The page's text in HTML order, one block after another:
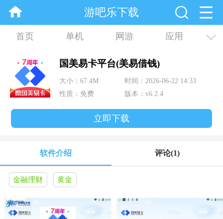
游吧乐下载
首页 单机 网游 应用
资讯 合集
国美易卡平台(美易借钱)
大小：67.4M
时间：2026-06-22 14:33
性质：免费
版本：v6.2.4
立即下载
软件介绍 评论(1)
金融理财 黄金